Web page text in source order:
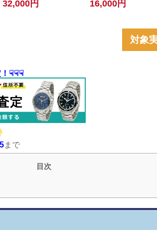
春日井】
32,000円
格を公開！【春日井】
16,000円
を公
対象
！☟☟☟
まで
目次